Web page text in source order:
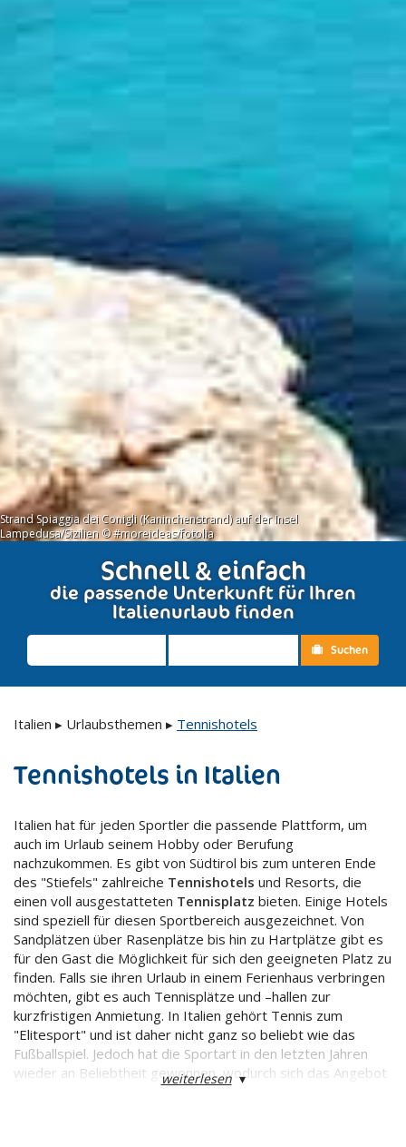
Strand Spiaggia dei Conigli (Kaninchenstrand) auf der Insel
Lampedusa/Sizilien © #moreideas/fotolia
Schnell & einfach
die passende Unterkunft für Ihren
Italienurlaub finden
Suchen
Italien ▸ Urlaubsthemen ▸ Tennishotels
Tennishotels in Italien
Italien hat für jeden Sportler die passende Plattform, um
auch im Urlaub seinem Hobby oder Berufung
nachzukommen. Es gibt von Südtirol bis zum unteren Ende
des "Stiefels" zahlreiche Tennishotels und Resorts, die
einen voll ausgestatteten Tennisplatz bieten. Einige Hotels
sind speziell für diesen Sportbereich ausgezeichnet. Von
Sandplätzen über Rasenplätze bis hin zu Hartplätze gibt es
für den Gast die Möglichkeit für sich den geeigneten Platz zu
finden. Falls sie ihren Urlaub in einem Ferienhaus verbringen
möchten, gibt es auch Tennisplätze und –hallen zur
kurzfristigen Anmietung. In Italien gehört Tennis zum
"Elitesport" und ist daher nicht ganz so beliebt wie das
Fußballspiel. Jedoch hat die Sportart in den letzten Jahren
wieder an Beliebtheit gewonnen, wodurch sich das Angebot
von Tennisplätzen und – hallen wieder erhöht hat.
weiterlesen▾